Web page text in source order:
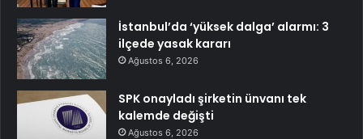
İstanbul’da ‘yüksek dalga’ alarmı: 3
ilçede yasak kararı
Ağustos 6, 2026
SPK onayladı şirketin ünvanı tek
kalemde değişti
Ağustos 6, 2026